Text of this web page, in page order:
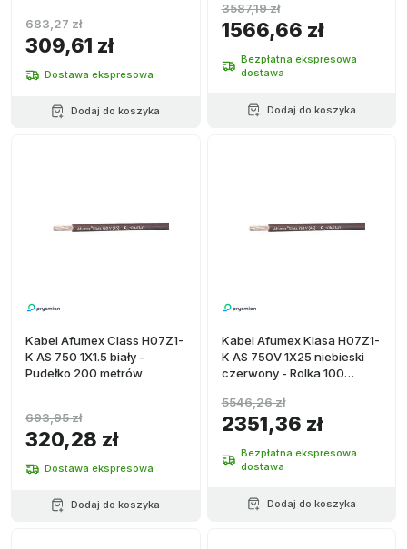
309,61 zł
683,27 zł
Dostawa ekspresowa
Dodaj do koszyka
1566,66 zł
3587,19 zł
Bezpłatna ekspresowa
dostawa
Dodaj do koszyka
Kabel Afumex Class H07Z1-
K AS 750 1X1.5 biały -
Pudełko 200 metrów
320,28 zł
693,95 zł
Dostawa ekspresowa
Dodaj do koszyka
Kabel Afumex Klasa H07Z1-
K AS 750V 1X25 niebieski
czerwony - Rolka 100
2351,36 zł
5546,26 zł
Bezpłatna ekspresowa
dostawa
Dodaj do koszyka